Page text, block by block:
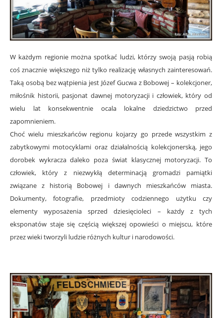
W każdym regionie można spotkać ludzi, którzy swoją pasją robią
coś znacznie większego niż tylko realizację własnych zainteresowań.
Taką osobą bez wątpienia jest Józef Gucwa z Bobowej – kolekcjoner,
miłośnik historii, pasjonat dawnej motoryzacji i człowiek, który od
wielu lat konsekwentnie ocala lokalne dziedzictwo przed
zapomnieniem.
Choć wielu mieszkańców regionu kojarzy go przede wszystkim z
zabytkowymi motocyklami oraz działalnością kolekcjonerską, jego
dorobek wykracza daleko poza świat klasycznej motoryzacji. To
człowiek, który z niezwykłą determinacją gromadzi pamiątki
związane z historią Bobowej i dawnych mieszkańców miasta.
Dokumenty, fotografie, przedmioty codziennego użytku czy
elementy wyposażenia sprzed dziesięcioleci – każdy z tych
eksponatów staje się częścią większej opowieści o miejscu, które
przez wieki tworzyli ludzie różnych kultur i narodowości.